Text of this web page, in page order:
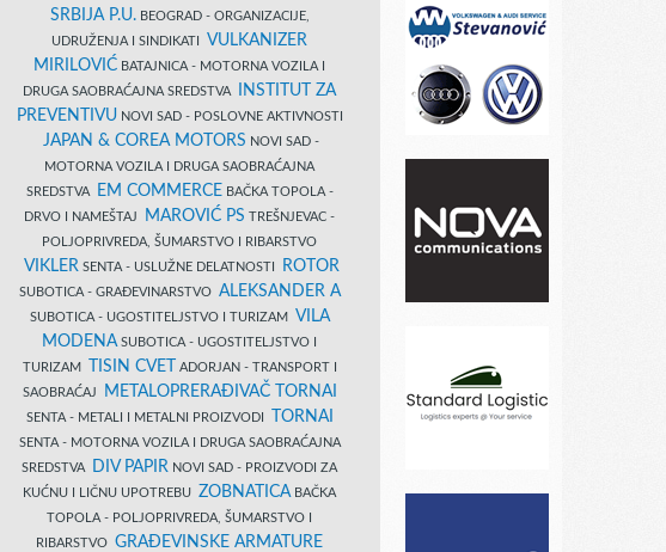
SRBIJA P.U.BEOGRAD - ORGANIZACIJE,
UDRUŽENJA I SINDIKATI VULKANIZER
MIRILOVIĆ BATAJNICA - MOTORNA VOZILA I
DRUGA SAOBRAĆAJNA SREDSTVA
INSTITUT ZA
PREVENTIVUNOVI SAD - POSLOVNE AKTIVNOSTI
JAPAN & COREA MOTORS NOVI SAD -
MOTORNA VOZILA I DRUGA SAOBRAĆAJNA
SREDSTVA
EM COMMERCE BAČKA TOPOLA -
DRVO I NAMEŠTAJ
MAROVIĆ PS TREŠNJEVAC -
POLJOPRIVREDA, ŠUMARSTVO I RIBARSTVO
VIKLER SENTA - USLUŽNE DELATNOSTI ROTOR
SUBOTICA - GRAĐEVINARSTVO ALEKSANDER A
SUBOTICA - UGOSTITELJSTVO I TURIZAM VILA
MODENA SUBOTICA - UGOSTITELJSTVO I
TURIZAM
TISIN CVET
ADORJAN - TRANSPORT I
SAOBRAĆAJ
METALOPRERAĐIVAČ TORNAI
SENTA - METALI I METALNI PROIZVODI TORNAI
SENTA - MOTORNA VOZILA I DRUGA SAOBRAĆAJNA
SREDSTVA
DIV PAPIR NOVI SAD - PROIZVODI ZA
KUĆNU I LIČNU UPOTREBU ZOBNATICA BAČKA
TOPOLA - POLJOPRIVREDA, ŠUMARSTVO I
RIBARSTVO GRAĐEVINSKE ARMATURE